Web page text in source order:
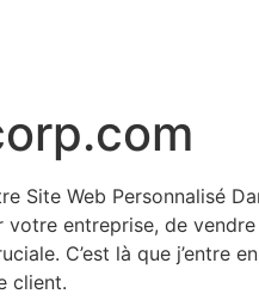
Site Web Personnalisé
votre entreprise, de
C’est là que j’entre
client.